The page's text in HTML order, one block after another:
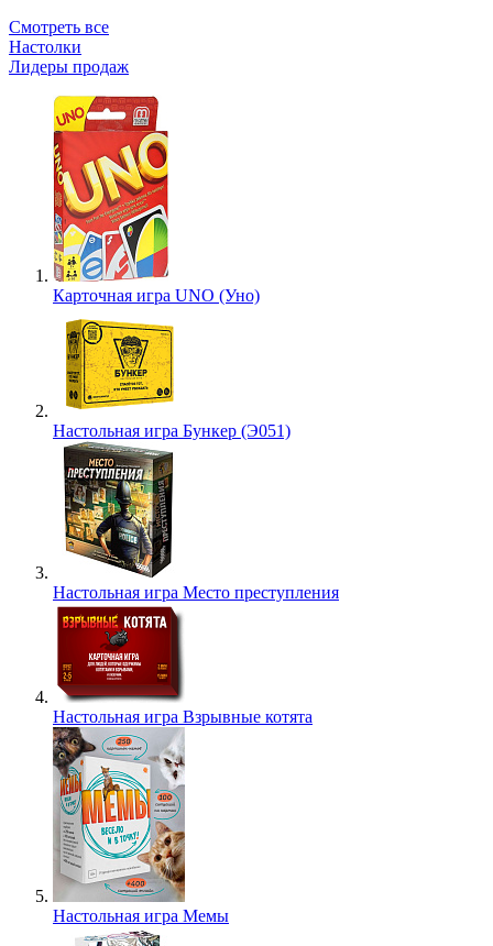
Смотреть все
Настолки
Лидеры продаж
Карточная игра UNO (Уно)
Настольная игра Бункер (Э051)
Настольная игра Место преступления
Настольная игра Взрывные котята
Настольная игра Мемы